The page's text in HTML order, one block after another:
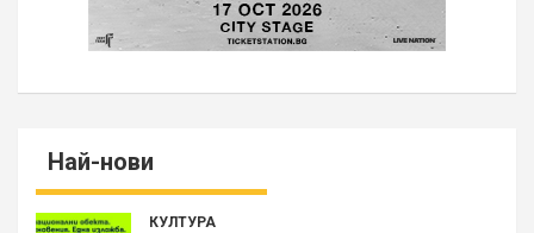
Най-нови
КУЛТУРА